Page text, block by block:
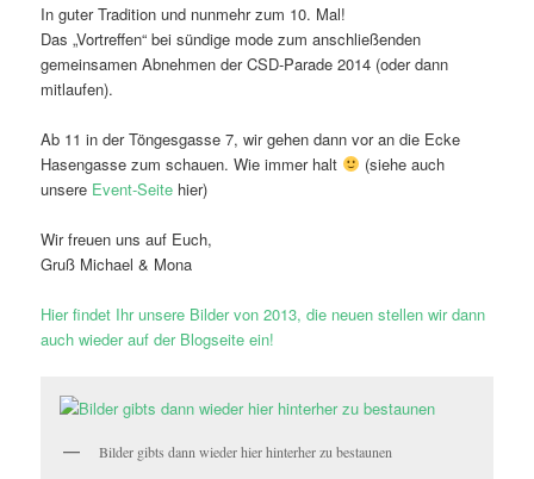
In guter Tradition und nunmehr zum 10. Mal!
Das „Vortreffen“ bei sündige mode zum anschließenden
gemeinsamen Abnehmen der CSD-Parade 2014 (oder dann
mitlaufen).
Ab 11 in der Töngesgasse 7, wir gehen dann vor an die Ecke
Hasengasse zum schauen. Wie immer halt
(siehe auch
unsere Event-Seite hier)
Wir freuen uns auf Euch,
Gruß Michael & Mona
Hier findet Ihr unsere Bilder von 2013, die neuen stellen wir dann
auch wieder auf der Blogseite ein!
Bilder gibts dann wieder hier hinterher zu bestaunen